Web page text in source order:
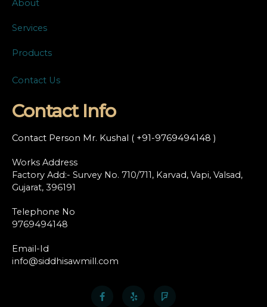
About
Services
Products
Contact Us
Contact Info
Contact Person Mr. Kushal ( +91-9769494148 )
Works Address
Factory Add:- Survey No. 710/711, Karvad, Vapi, Valsad,
Gujarat, 396191
Telephone No
9769494148
Email-Id
info@siddhisawmill.com